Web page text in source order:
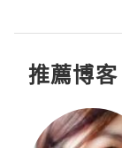
推薦博客